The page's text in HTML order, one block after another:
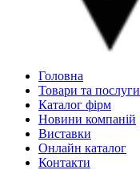
Головна
Товари та послуги
Каталог фірм
Новини компаній
Виставки
Онлайн каталог
Контакти